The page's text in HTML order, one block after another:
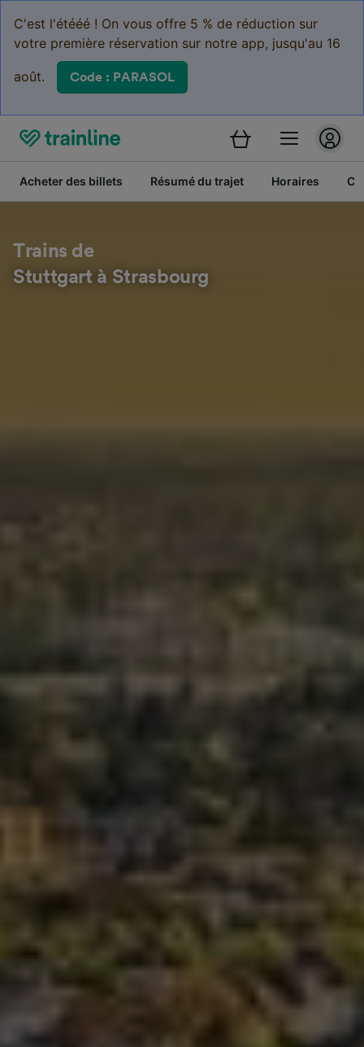
C'est l'étééé ! On vous offre 5 % de réduction sur
votre première réservation sur notre app, jusqu'au 16
août. Code : PARASOL
Acheter des billets Résumé du trajet Horaires
Trains de
Stuttgart à Strasbourg